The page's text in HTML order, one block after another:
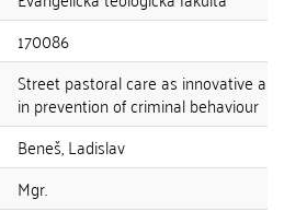
170086
Street pastoral care as innovative
in prevention of criminal behaviour
Beneš, Ladislav
Mgr.